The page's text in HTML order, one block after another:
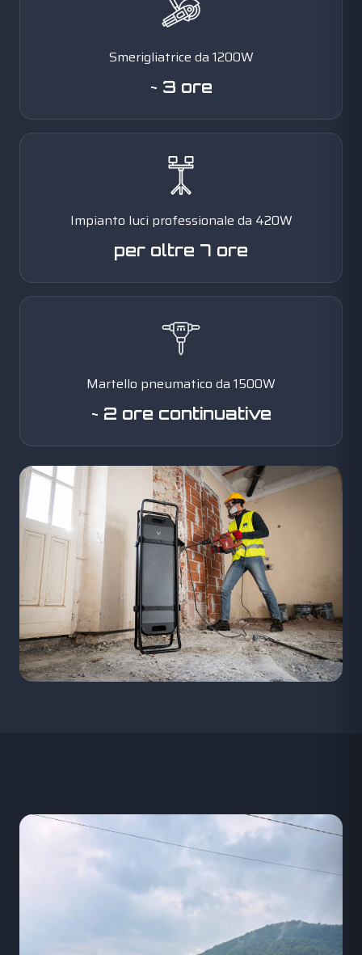
Smerigliatrice da 1200W
~ 3 ore
Impianto luci professionale da 420W
per oltre 7 ore
Martello pneumatico da 1500W
~ 2 ore continuative